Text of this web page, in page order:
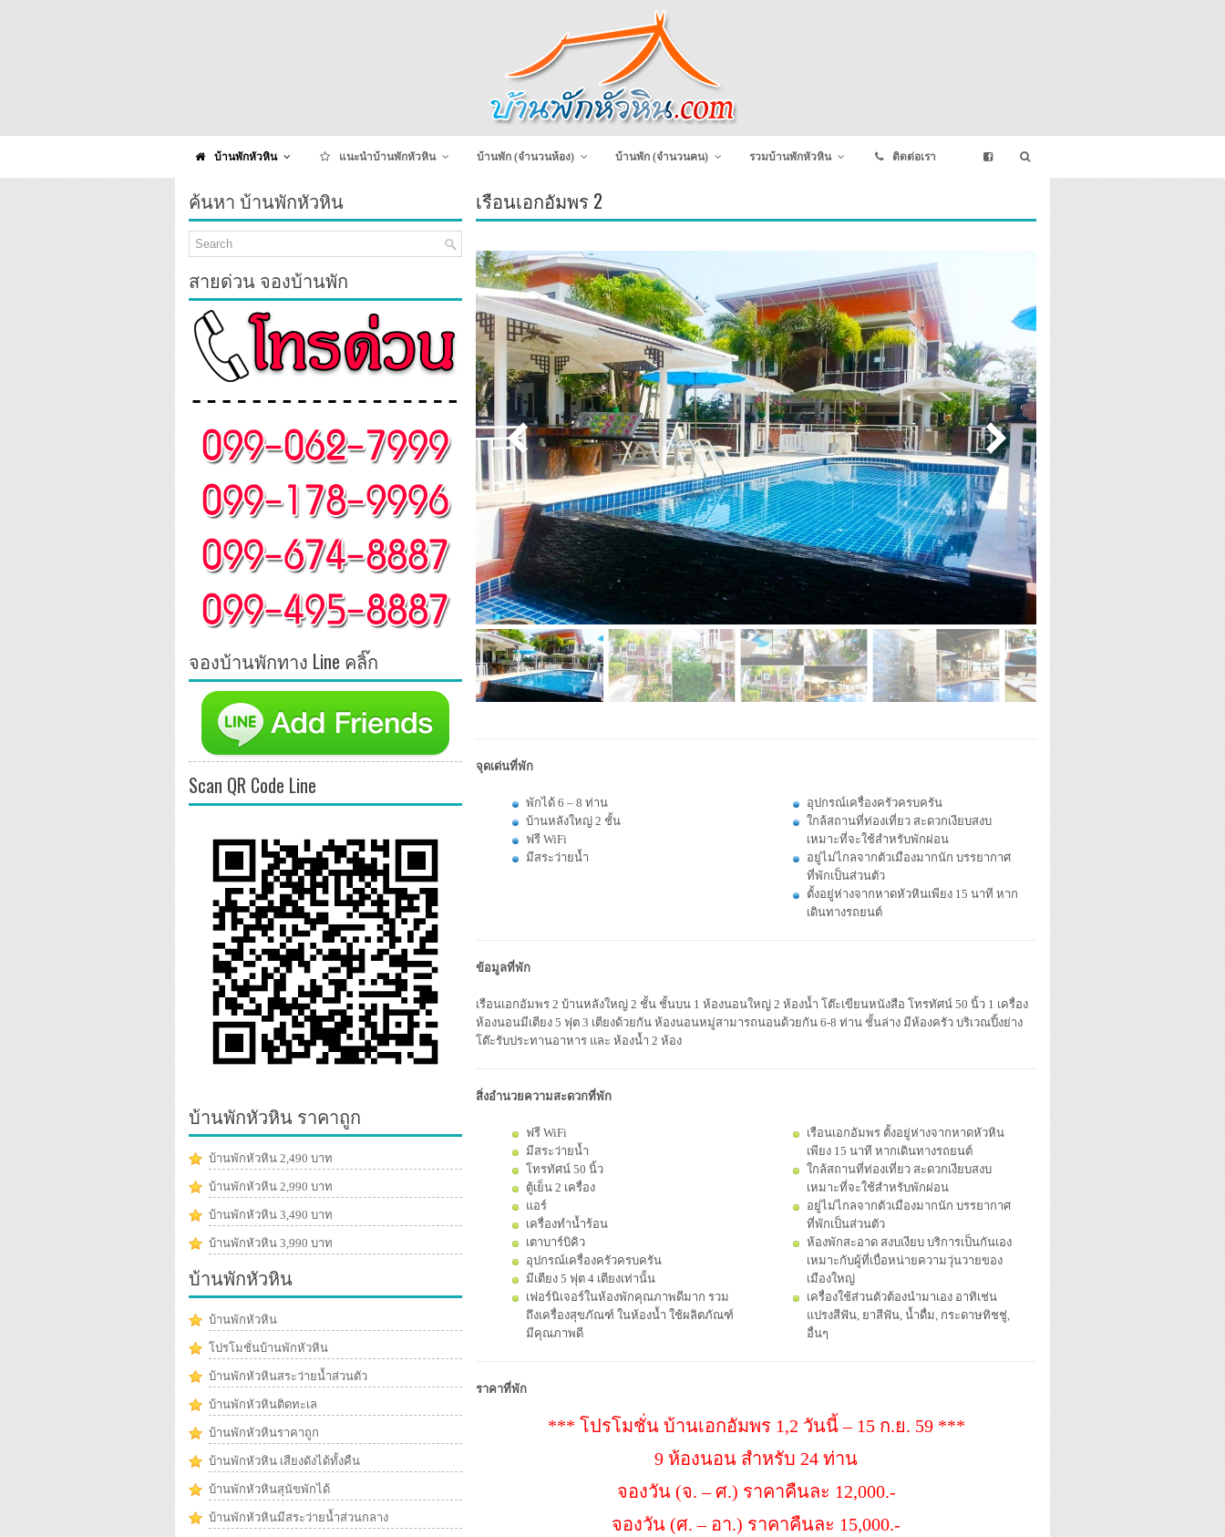
บ้านพักหัวหิน แนะนำบ้านพักหัวหิน บ้านพัก (จำนวนห้อง) บ้านพัก (จำนวนคน) รวมบ้านพักหัวหิน ติดต่อเรา
เรือนเอกอัมพร 2
จุดเด่นที่พัก
พักได้ 6 – 8 ท่าน
บ้านหลังใหญ่ 2 ชั้น
ฟรี WiFi
มีสระว่ายน้ำ
อุปกรณ์เครื่องครัวครบครัน
ใกล้สถานที่ท่องเที่ยว สะดวกเงียบสงบ
เหมาะที่จะใช้สำหรับพักผ่อน
อยู่ไม่ไกลจากตัวเมืองมากนัก บรรยากาศ
ที่พักเป็นส่วนตัว
ตั้งอยู่ห่างจากหาดหัวหินเพียง 15 นาที หาก
เดินทางรถยนต์
ข้อมูลที่พัก
เรือนเอกอัมพร 2 บ้านหลังใหญ่ 2 ชั้น ชั้นบน 1 ห้องนอนใหญ่ 2 ห้องน้ำ โต๊ะเขียนหนังสือ โทรทัศน์ 50 นิ้ว 1 เครื่อง
ห้องนอนมีเตียง 5 ฟุต 3 เตียงด้วยกัน ห้องนอนหมู่สามารถนอนด้วยกัน 6-8 ท่าน ชั้นล่าง มีห้องครัว บริเวณปิ้งย่าง
โต๊ะรับประทานอาหาร และ ห้องน้ำ 2 ห้อง
สิ่งอำนวยความสะดวกที่พัก
ฟรี WiFi
มีสระว่ายน้ำ
โทรทัศน์ 50 นิ้ว
ตู้เย็น 2 เครื่อง
แอร์
เครื่องทำน้ำร้อน
เตาบาร์บิคิว
อุปกรณ์เครื่องครัวครบครัน
มีเตียง 5 ฟุต 4 เตียงเท่านั้น
เฟอร์นิเจอร์ในห้องพักคุณภาพดีมาก รวม
ถึงเครื่องสุขภัณฑ์ ในห้องน้ำ ใช้ผลิตภัณฑ์
มีคุณภาพดี
เรือนเอกอัมพร ตั้งอยู่ห่างจากหาดหัวหิน
เพียง 15 นาที หากเดินทางรถยนต์
ใกล้สถานที่ท่องเที่ยว สะดวกเงียบสงบ
เหมาะที่จะใช้สำหรับพักผ่อน
อยู่ไม่ไกลจากตัวเมืองมากนัก บรรยากาศ
ที่พักเป็นส่วนตัว
ห้องพักสะอาด สงบเงียบ บริการเป็นกันเอง
เหมาะกับผู้ที่เบื่อหน่ายความวุ่นวายของ
เมืองใหญ่
เครื่องใช้ส่วนตัวต้องนำมาเอง อาทิเช่น
แปรงสีฟัน, ยาสีฟัน, น้ำดื่ม, กระดาษทิชชู่,
อื่นๆ
ราคาที่พัก
*** โปรโมชั่น บ้านเอกอัมพร 1,2 วันนี้ – 15 ก.ย. 59 ***
9 ห้องนอน สำหรับ 24 ท่าน
จองวัน (จ. – ศ.) ราคาคืนละ 12,000.-
จองวัน (ศ. – อา.) ราคาคืนละ 15,000.-
ค้นหา บ้านพักหัวหิน
สายด่วน จองบ้านพัก
จองบ้านพักทาง Line คลิ๊ก
Scan QR Code Line
บ้านพักหัวหิน ราคาถูก
บ้านพักหัวหิน 2,490 บาท
บ้านพักหัวหิน 2,990 บาท
บ้านพักหัวหิน 3,490 บาท
บ้านพักหัวหิน 3,990 บาท
บ้านพักหัวหิน
บ้านพักหัวหิน
โปรโมชั่นบ้านพักหัวหิน
บ้านพักหัวหินสระว่ายน้ำส่วนตัว
บ้านพักหัวหินติดทะเล
บ้านพักหัวหินราคาถูก
บ้านพักหัวหิน เสียงดังได้ทั้งคืน
บ้านพักหัวหินสุนัขพักได้
บ้านพักหัวหินมีสระว่ายน้ำส่วนกลาง